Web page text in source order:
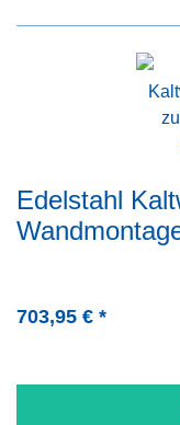
Edelstahl
703,95 € *